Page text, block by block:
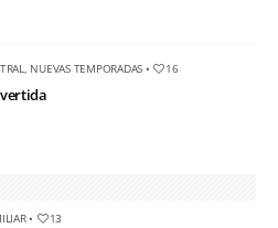
, NUEVAS TEMPORADAS • 16
• 13